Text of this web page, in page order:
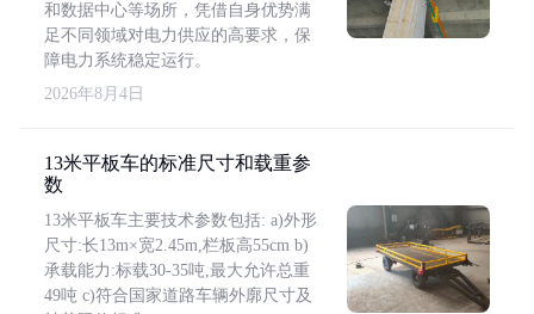
和数据中心等场所，凭借自身优势满
足不同领域对电力供应的高要求，保
障电力系统稳定运行。
2026年8月4日
13米平板车的标准尺寸和载重参
数
13米平板车主要技术参数包括: a)外形
尺寸:长13m×宽2.45m,栏板高55cm b)
承载能力:标载30-35吨,最大允许总重
49吨 c)符合国家道路车辆外廓尺寸及